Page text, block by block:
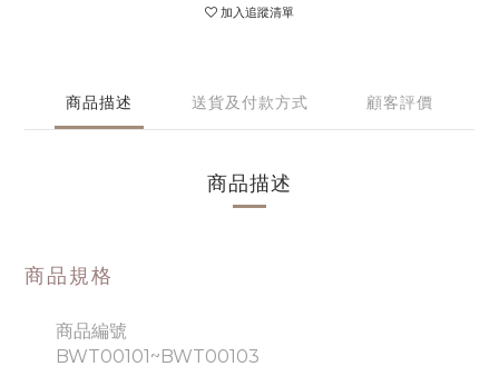
加入追蹤清單
商品描述 送貨及付款方式 顧客評價
商品描述
商品規格
商品編號
BWT00101~BWT00103